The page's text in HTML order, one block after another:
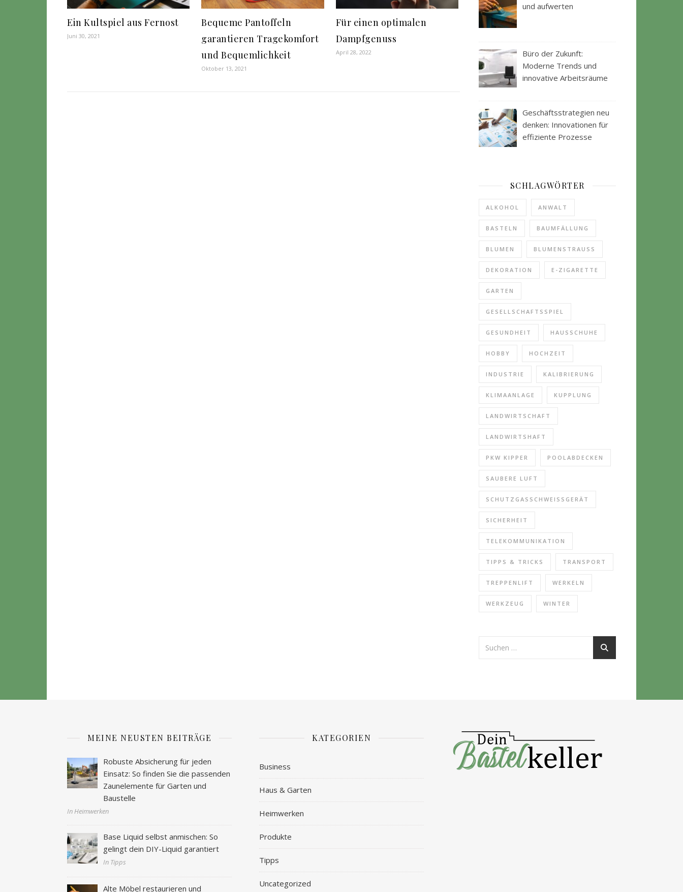
Ein Kultspiel aus Fernost
Juni 30, 2021
Bequeme Pantoffeln
garantieren Tragekomfort
und Bequemlichkeit
Oktober 13, 2021
Für einen optimalen
Dampfgenuss
April 28, 2022
und aufwerten
Büro der Zukunft:
Moderne Trends und
innovative Arbeitsräume
Geschäftsstrategien neu
denken: Innovationen für
effiziente Prozesse
SCHLAGWÖRTER
ALKOHOL ANWALT
BASTELN BAUMFÄLLUNG
BLUMEN BLUMENSTRAUSS
DEKORATION E-ZIGARETTE
GARTEN
GESELLSCHAFTSSPIEL
GESUNDHEIT HAUSSCHUHE
HOBBY HOCHZEIT
INDUSTRIE KALIBRIERUNG
KLIMAANLAGE KUPPLUNG
LANDWIRTSCHAFT
LANDWIRTSHAFT
PKW KIPPER POOLABDECKEN
SAUBERE LUFT
SCHUTZGASSCHWEISSGERÄT
SICHERHEIT
TELEKOMMUNIKATION
TIPPS & TRICKS TRANSPORT
TREPPENLIFT WERKELN
WERKZEUG WINTER
MEINE NEUSTEN BEITRÄGE
Robuste Absicherung für jeden
Einsatz: So finden Sie die passenden
Zaunelemente für Garten und
Baustelle
In Heimwerken
Base Liquid selbst anmischen: So
gelingt dein DIY-Liquid garantiert
In Tipps
Alte Möbel restaurieren und
KATEGORIEN
Business
Haus & Garten
Heimwerken
Produkte
Tipps
Uncategorized